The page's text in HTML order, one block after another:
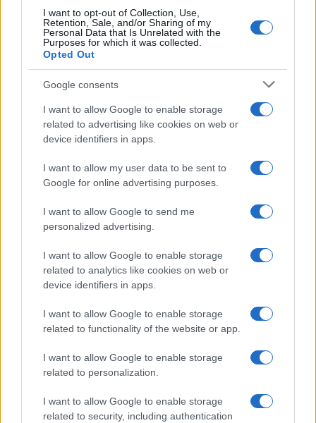
I want to opt-out of Collection, Use,
Retention, Sale, and/or Sharing of my
Personal Data that Is Unrelated with the
Purposes for which it was collected.
Opted Out
Google consents
I want to allow Google to enable storage
related to advertising like cookies on web or
device identifiers in apps.
I want to allow my user data to be sent to
Google for online advertising purposes.
I want to allow Google to send me
personalized advertising.
I want to allow Google to enable storage
related to analytics like cookies on web or
device identifiers in apps.
I want to allow Google to enable storage
related to functionality of the website or app.
I want to allow Google to enable storage
related to personalization.
I want to allow Google to enable storage
related to security, including authentication
Continua a leggere